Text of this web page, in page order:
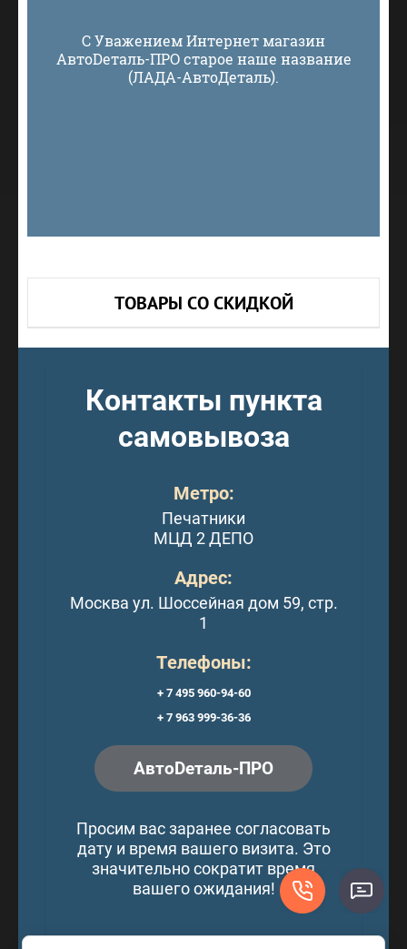
С Уважением Интернет магазин
АвтоDеталь-ПРО старое наше название
(ЛАДА-АвтоДеталь).
ТОВАРЫ СО СКИДКОЙ
Контакты пункта
самовывоза
Метро:
Печатники
МЦД 2 ДЕПО
Адрес:
Москва ул. Шоссейная дом 59, стр.
1
Телефоны:
+ 7 495 960-94-60
+ 7 963 999-36-36
АвтоDеталь-ПРО
Просим вас заранее согласовать
дату и время вашего визита. Это
значительно сократит время
вашего ожидания!